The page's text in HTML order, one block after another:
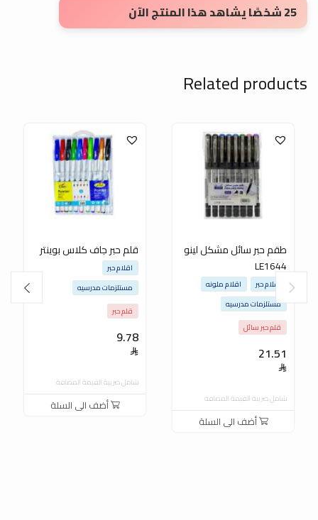
25 شخصًا يشاهد هذا المنتج الآن
Related products
طقم حبر سائل مشكل لينو
LE1644
21.51
اقلام حبر
اقلام ملونه
مستلزمات مدرسيه
قلم حبر سائل
شامل ضريبة القيمة المضافة
أضف الى السلة
قلم حبر جاف كلاس بوينتر
9.78
اقلام حبر
مستلزمات مدرسيه
قلم حبر
شامل ضريبة القيمة المضافة
أضف الى السلة